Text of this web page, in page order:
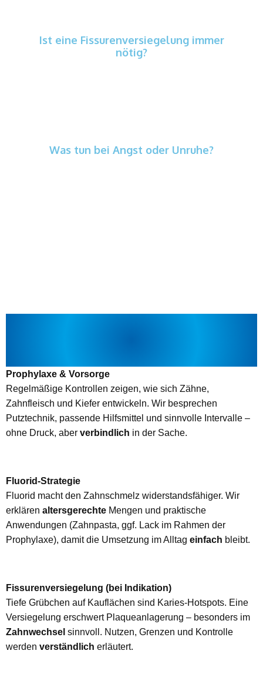
Ist eine Fissurenversiegelung immer
nötig?
Was tun bei Angst oder Unruhe?
Prophylaxe & Vorsorge
Regelmäßige Kontrollen zeigen, wie sich Zähne,
Zahnfleisch und Kiefer entwickeln. Wir besprechen
Putztechnik, passende Hilfsmittel und sinnvolle Intervalle –
ohne Druck, aber verbindlich in der Sache.
Fluorid-Strategie
Fluorid macht den Zahnschmelz widerstandsfähiger. Wir
erklären altersgerechte Mengen und praktische
Anwendungen (Zahnpasta, ggf. Lack im Rahmen der
Prophylaxe), damit die Umsetzung im Alltag einfach bleibt.
Fissurenversiegelung (bei Indikation)
Tiefe Grübchen auf Kauflächen sind Karies-Hotspots. Eine
Versiegelung erschwert Plaqueanlagerung – besonders im
Zahnwechsel sinnvoll. Nutzen, Grenzen und Kontrolle
werden verständlich erläutert.